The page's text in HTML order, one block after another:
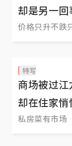
却是另一回
价格只升不跌
特写
商场被过
却在住家悄
私房菜有市场